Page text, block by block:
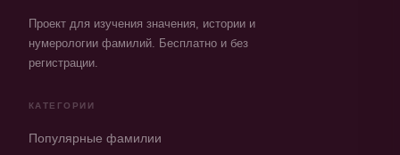
Проект для изучения значения, истории и
нумерологии фамилий. Бесплатно и без
регистрации.
КАТЕГОРИИ
Популярные фамилии